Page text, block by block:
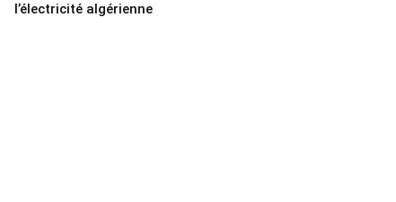
l’électricité algérienne